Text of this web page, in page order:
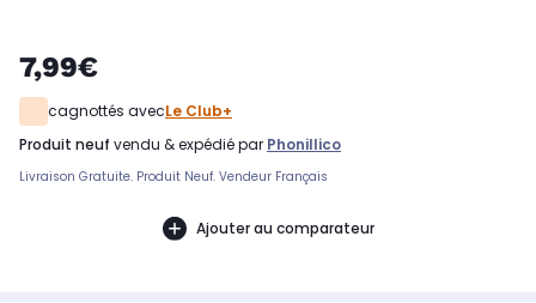
7,99€
cagnottés avecLe Club+
produit neuf vendu & expédié par Phonillico
Livraison Gratuite. Produit Neuf. Vendeur Français
Ajouter au comparateur